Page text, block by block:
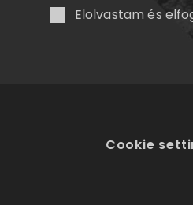
Elolvastam és
Cookie